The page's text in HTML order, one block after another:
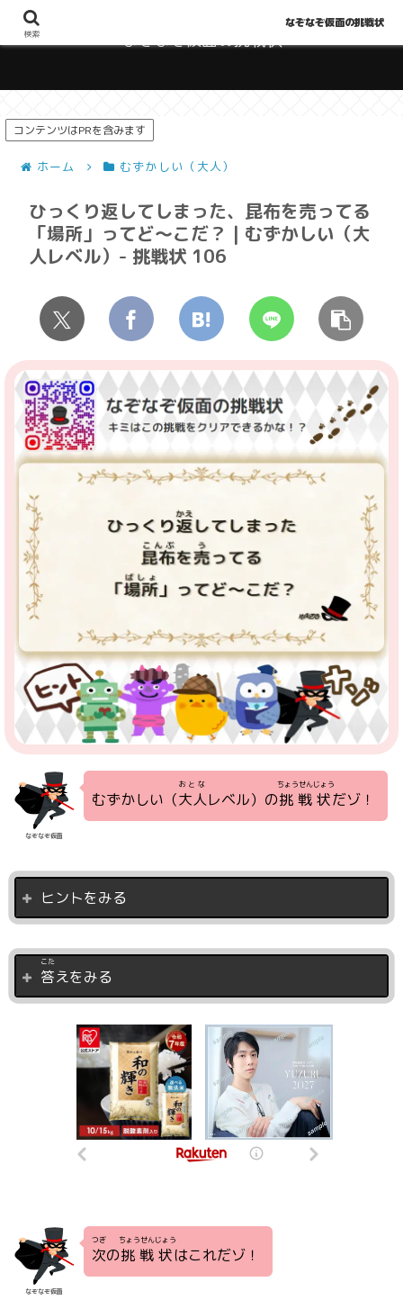
なぞなぞ仮面の挑戦状
コンテンツはPRを含みます
ホーム むずかしい（大人）
ひっくり返してしまった、昆布を売ってる
「場所」ってど～こだ？ | むずかしい（大
人レベル）- 挑戦状 106
なぞなぞ仮面
むずかしい（大人
おとな
レベル）の挑戦状
ちょうせんじょう
だゾ！
ヒントをみる
答
こた
えをみる
なぞなぞ仮面
次
つぎ
の挑戦状
ちょうせんじょう
はこれだゾ！
検索
なぞなぞ仮面の挑戦状